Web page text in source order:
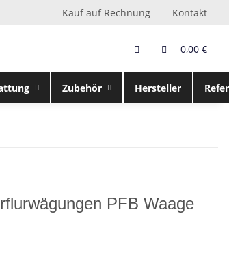
Kauf auf Rechnung Kontakt
0,00 €
Zubehör Hersteller
PFB Waage